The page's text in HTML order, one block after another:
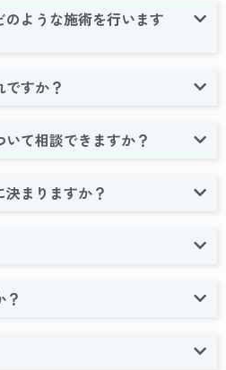
ような施術を行います
すか？
て相談できますか？
まりますか？
？